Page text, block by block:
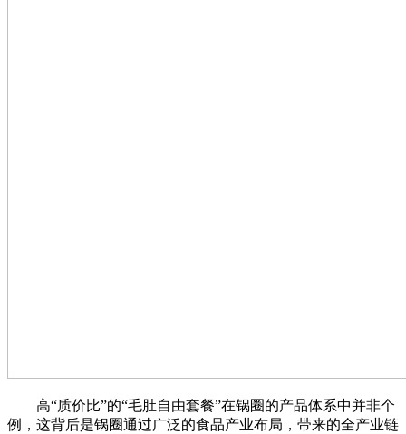
高“质价比”的“毛肚自由套餐”在锅圈的产品体系中并非个
例，这背后是锅圈通过广泛的食品产业布局，带来的全产业链